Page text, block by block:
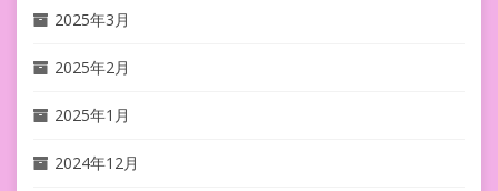
2025年3月
2025年2月
2025年1月
2024年12月